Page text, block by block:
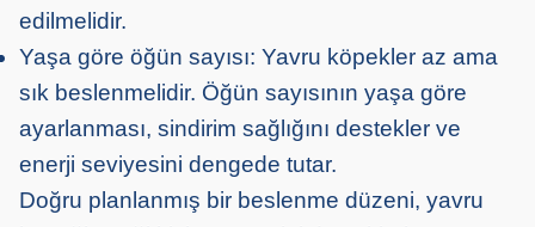
edilmelidir.
Yaşa göre öğün sayısı: Yavru köpekler az ama
sık beslenmelidir. Öğün sayısının yaşa göre
ayarlanması, sindirim sağlığını destekler ve
enerji seviyesini dengede tutar.
Doğru planlanmış bir beslenme düzeni, yavru